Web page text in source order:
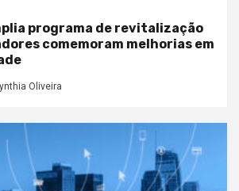
programa de revitalização
comemoram melhorias em
Oliveira